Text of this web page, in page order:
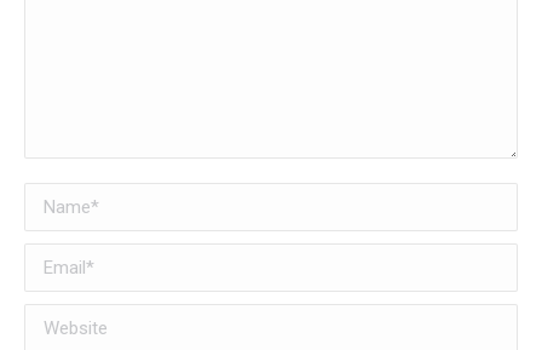
Name *
Email *
Website